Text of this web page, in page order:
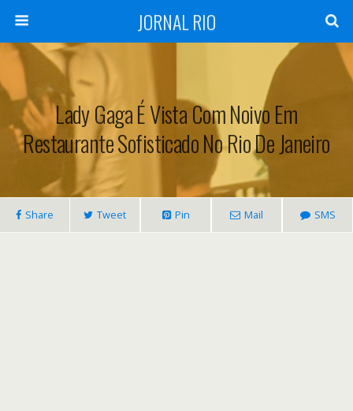
JORNAL RIO
Lady Gaga É Vista Com Noivo Em
Restaurante Sofisticado No Rio De Janeiro
Share Tweet Pin Mail SMS